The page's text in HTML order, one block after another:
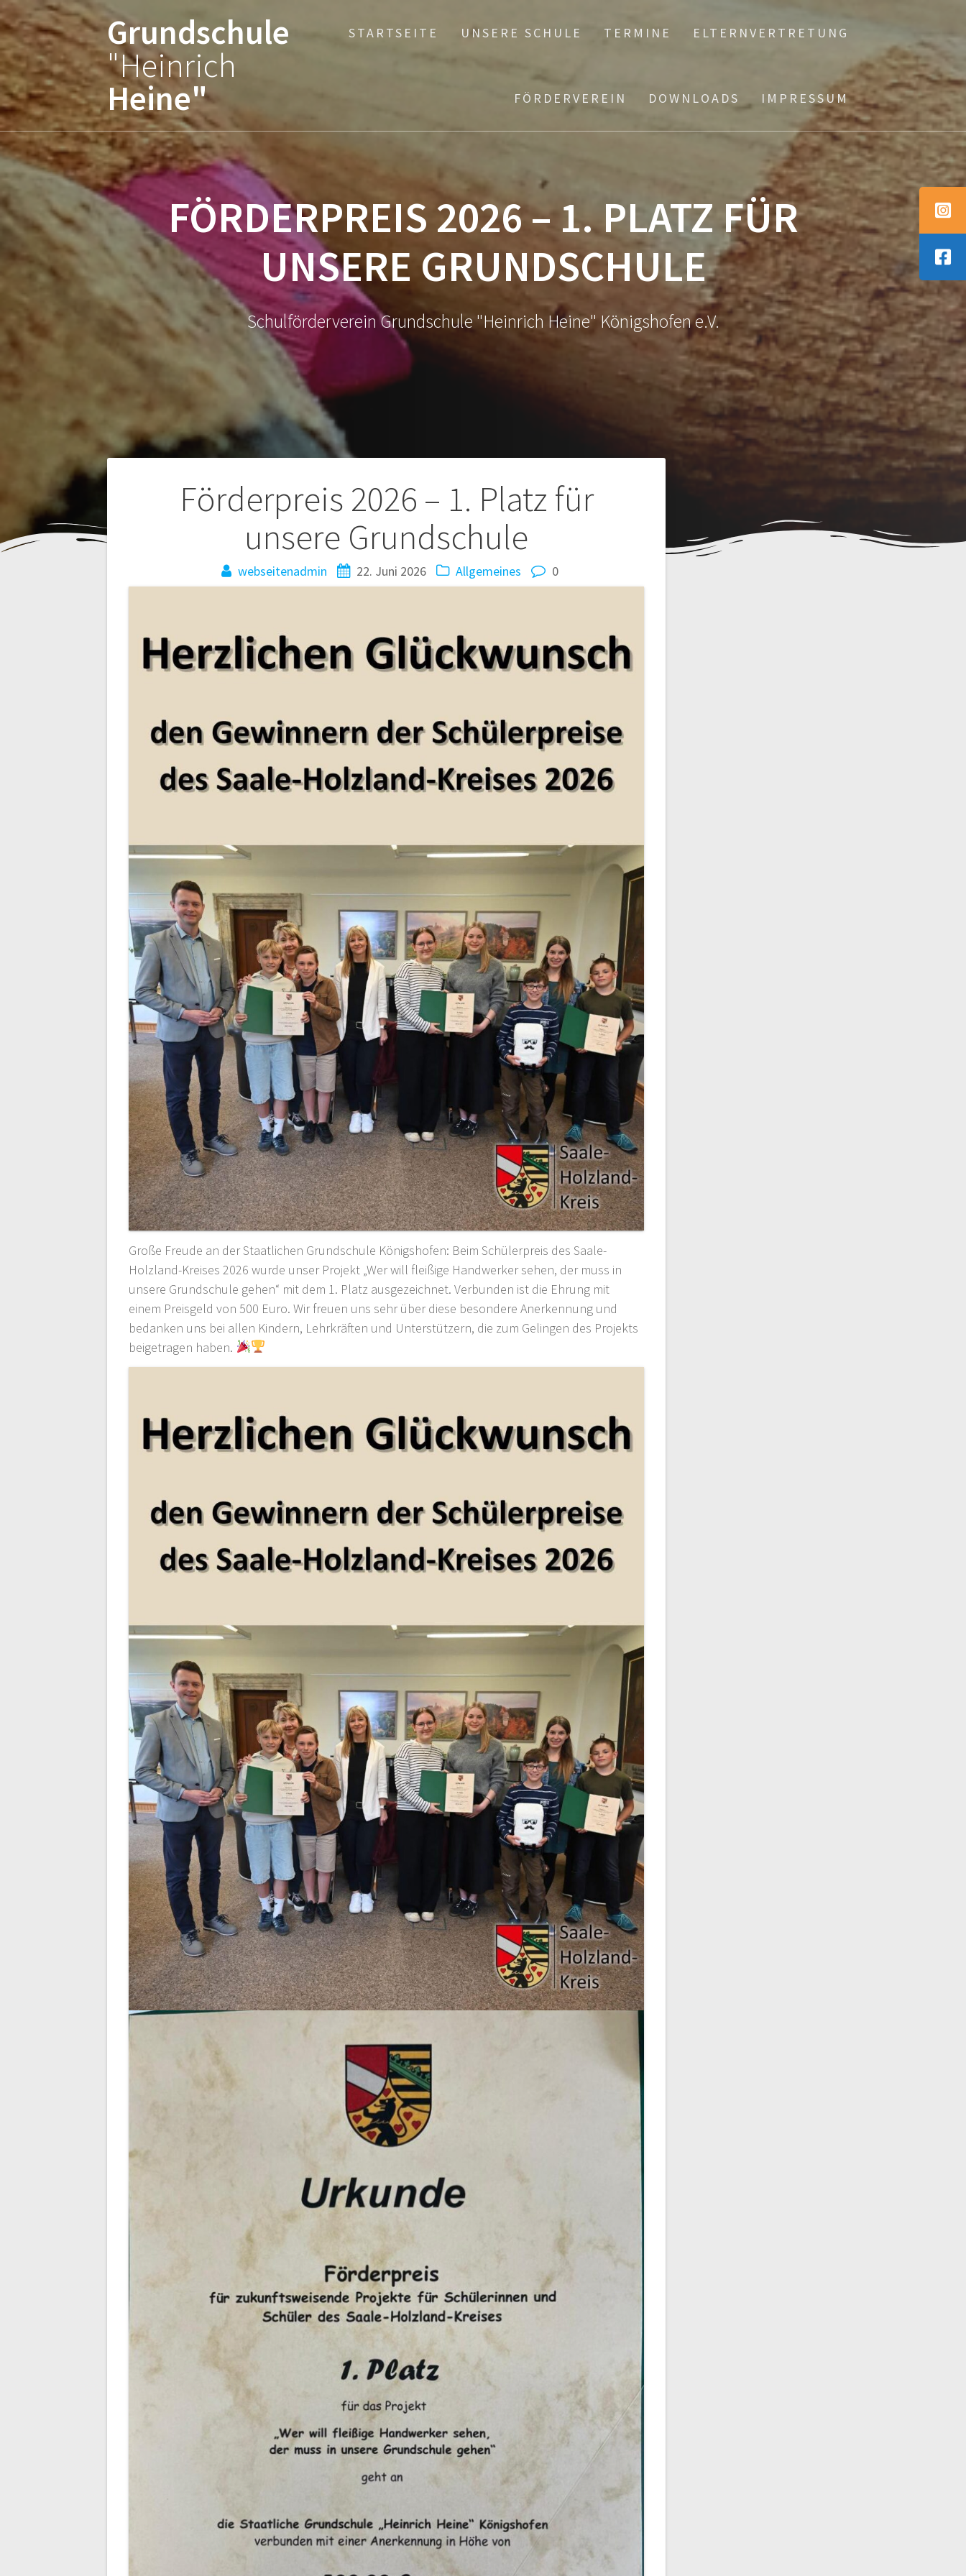
Zum
Inhalt
springen
Grundschule
"Heinrich
Heine"
STARTSEITE UNSERE SCHULE TERMINE ELTERNVERTRETUNG
FÖRDERVEREIN DOWNLOADS IMPRESSUM
FÖRDERPREIS 2026 – 1. PLATZ FÜR
UNSERE GRUNDSCHULE
Schulförderverein Grundschule "Heinrich Heine" Königshofen e.V.
Förderpreis 2026 – 1. Platz für
unsere Grundschule
webseitenadmin 22. Juni 2026 Allgemeines 0
Große Freude an der Staatlichen Grundschule Königshofen: Beim Schülerpreis des Saale-
Holzland-Kreises 2026 wurde unser Projekt „Wer will fleißige Handwerker sehen, der muss in
unsere Grundschule gehen“ mit dem 1. Platz ausgezeichnet. Verbunden ist die Ehrung mit
einem Preisgeld von 500 Euro. Wir freuen uns sehr über diese besondere Anerkennung und
bedanken uns bei allen Kindern, Lehrkräften und Unterstützern, die zum Gelingen des Projekts
beigetragen haben.
Beitragsnavigation